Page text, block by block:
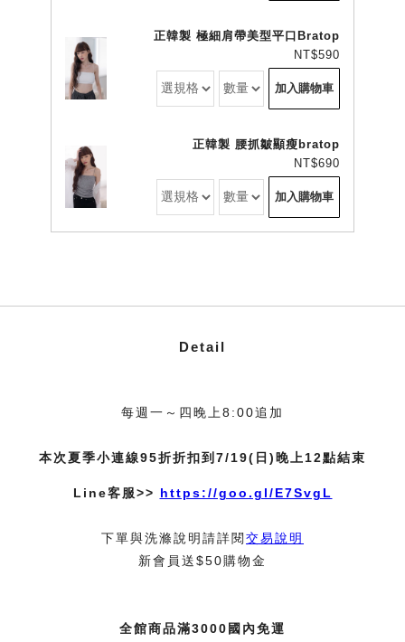
正韓製 極細肩帶美型平口Bratop
NT$590
加入購物車
正韓製 腰抓皺顯瘦bratop
NT$690
加入購物車
Detail
每週一～四晚上8:00追加
本次夏季小連線95折折扣到7/19(日)晚上12點結束
Line客服>> https://goo.gl/E7SvgL
下單與洗滌說明請詳閱交易說明
新會員送$50購物金
全館商品滿3000國內免運